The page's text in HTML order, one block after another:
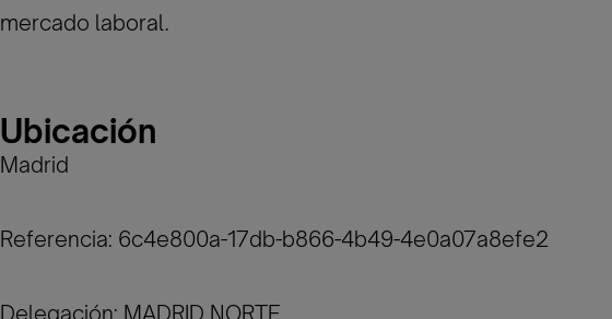
mercado laboral.
Ubicación
Madrid
Referencia: 6c4e800a-17db-b866-4b49-4e0a07a8efe2
Delegación: MADRID NORTE